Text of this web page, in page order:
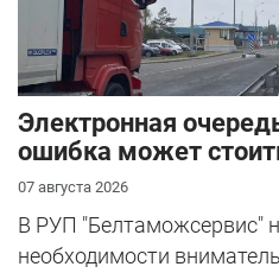
Электронная
ошибка может
07 августа 2026
В РУП "Белтаможсервис"
необходимости